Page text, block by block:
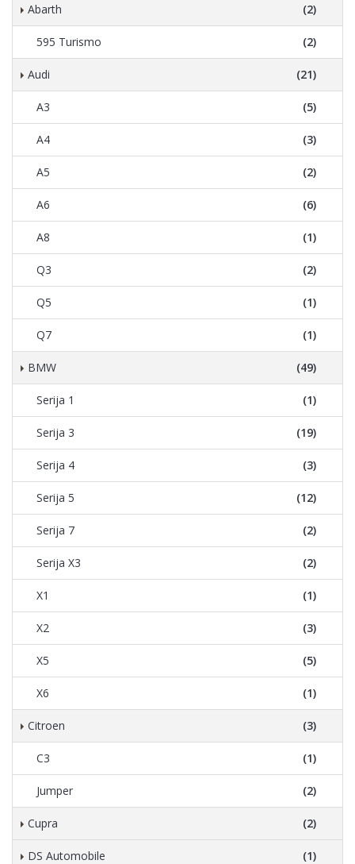
Abarth (2)
595 Turismo (2)
Audi (21)
A3 (5)
A4 (3)
A5 (2)
A6 (6)
A8 (1)
Q3 (2)
Q5 (1)
Q7 (1)
BMW (49)
Serija 1 (1)
Serija 3 (19)
Serija 4 (3)
Serija 5 (12)
Serija 7 (2)
Serija X3 (2)
X1 (1)
X2 (3)
X5 (5)
X6 (1)
Citroen (3)
C3 (1)
Jumper (2)
Cupra (2)
DS Automobile (1)